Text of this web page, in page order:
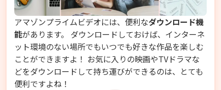
アマゾンプライムビデオには、便利なダウンロード機
能があります。 ダウンロードしておけば、インターネ
ット環境のない場所でもいつでも好きな作品を楽しむ
ことができますよ！ お気に入りの映画やTVドラマな
どをダウンロードして持ち運びができるのは、とても
便利ですよね！